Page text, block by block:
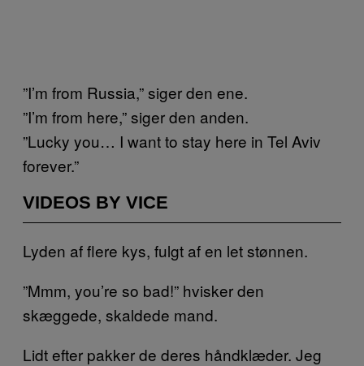
”I’m from Russia,” siger den ene.
”I’m from here,” siger den anden.
”Lucky you… I want to stay here in Tel Aviv
forever.”
VIDEOS BY VICE
Lyden af flere kys, fulgt af en let stønnen.
”Mmm, you’re so bad!” hvisker den
skæggede, skaldede mand.
Lidt efter pakker de deres håndklæder. Jeg